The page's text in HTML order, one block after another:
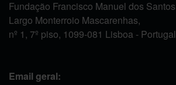
Fundação Francisco Manuel dos Santos
Largo Monterroio Mascarenhas,
nº 1, 7º piso, 1099-081 Lisboa - Portugal
Email geral: